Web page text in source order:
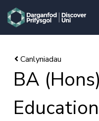
skip to main content
BA